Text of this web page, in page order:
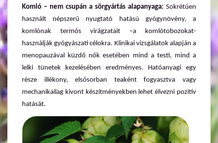
Komló – nem csupán a sörgyártás alapanyaga: Sokrétűen
használt népszerű nyugtató hatású gyógynövény, a
komlónak termős virágzatait –a komlótobozokat-
használják gyógyászati célokra. Klinikai vizsgálatok alapján a
menopauzával küzdő nők esetében mind a testi, mind a
lelki tünetek kezelésében eredményes. Hatóanyagi egy
része illékony, elsősorban teaként fogyasztva vagy
mechanikailag kivont készítményekben lehet élvezni pozitív
hatását.